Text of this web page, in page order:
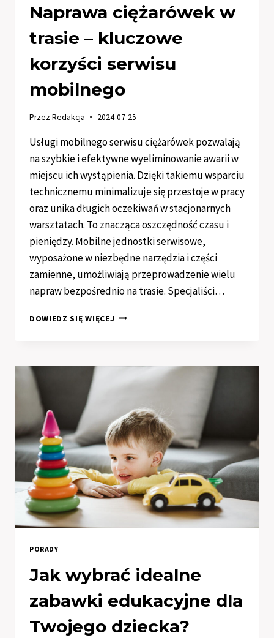
Naprawa ciężarówek w
trasie – kluczowe
korzyści serwisu
mobilnego
PrzezRedakcja 2024-07-25
Usługi mobilnego serwisu ciężarówek pozwalają
na szybkie i efektywne wyeliminowanie awarii w
miejscu ich wystąpienia. Dzięki takiemu wsparciu
technicznemu minimalizuje się przestoje w pracy
oraz unika długich oczekiwań w stacjonarnych
warsztatach. To znacząca oszczędność czasu i
pieniędzy. Mobilne jednostki serwisowe,
wyposażone w niezbędne narzędzia i części
zamienne, umożliwiają przeprowadzenie wielu
napraw bezpośrednio na trasie. Specjaliści…
DOWIEDZ SIĘ WIĘCEJ NAPRAWA
–
KLUCZOWE
SERWISU
MOBILNEGO
PORADY
Jak wybrać idealne
zabawki edukacyjne dla
Twojego dziecka?